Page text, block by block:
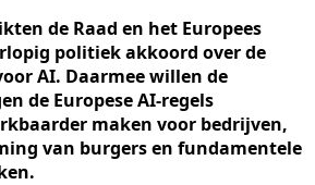
de Raad en het Europees
politiek akkoord over de
AI. Daarmee willen de
de Europese AI-regels
maken voor bedrijven,
van burgers en fundamentele